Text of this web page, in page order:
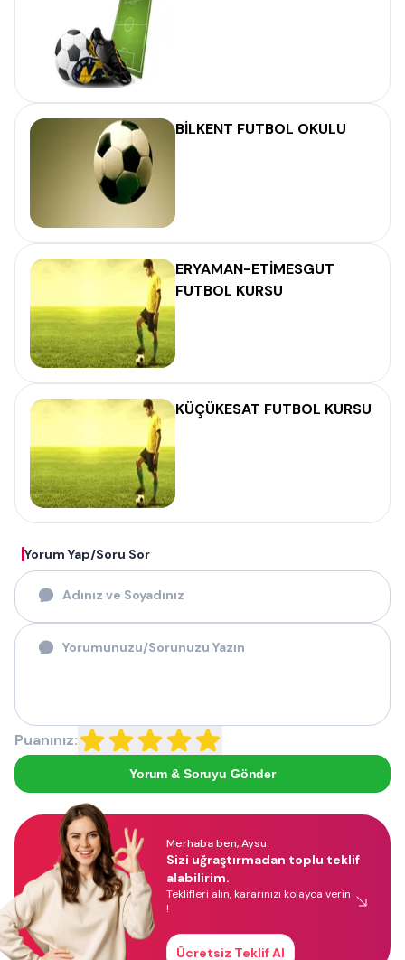
BİLKENT FUTBOL OKULU
ERYAMAN-ETİMESGUT
FUTBOL KURSU
KÜÇÜKESAT FUTBOL KURSU
Yorum Yap/Soru Sor
Puanınız:
Yorum & Soruyu Gönder
Merhaba ben, Aysu.
Sizi uğraştırmadan toplu teklif
alabilirim.
Teklifleri alın, kararınızı kolayca verin
!
Ücretsiz Teklif Al